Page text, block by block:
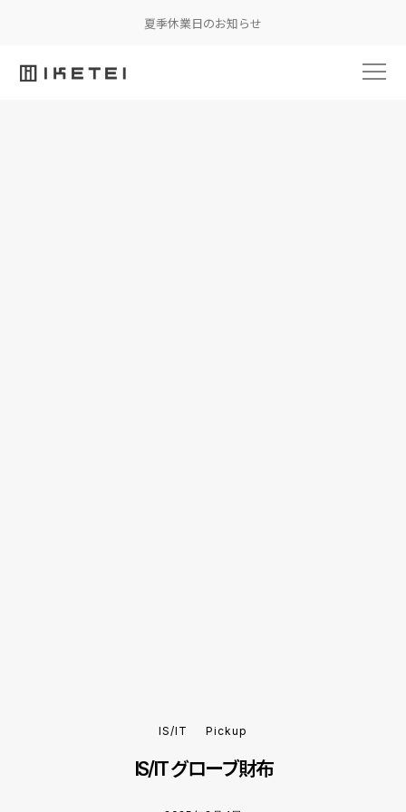
夏季休業日のお知らせ
IS/IT Pickup
IS/IT グローブ財布